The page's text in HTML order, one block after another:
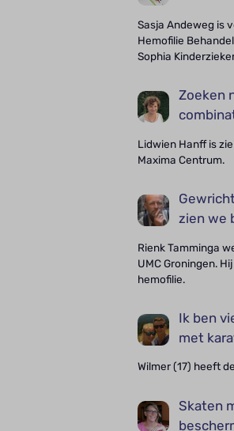
Sasja Andeweg is
Hemofilie
Sophia
Zoeken
Lidwien Hanff is
Maxima Centrum.
zien we
Rienk Tamminga
UMC Groningen.
hemofilie.
Ik ben
met
Wilmer (17) heeft
Skaten